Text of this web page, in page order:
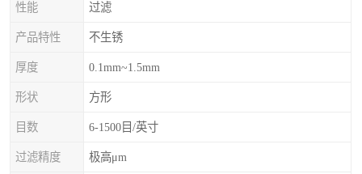
性能 过滤
产品特性 不生锈
厚度 0.1mm~1.5mm
形状 方形
目数 6-1500目/英寸
过滤精度 极高μm